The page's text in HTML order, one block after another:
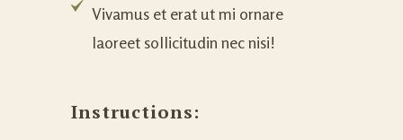
Vivamus et erat ut mi ornare
laoreet sollicitudin nec nisi!
Instructions: